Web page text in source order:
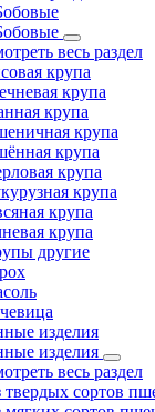
весь раздел
крупа
крупа
крупа
крупа
крупа
крупа
крупа
крупа
крупа
другие
изделия
изделия
весь раздел
твердых сортов